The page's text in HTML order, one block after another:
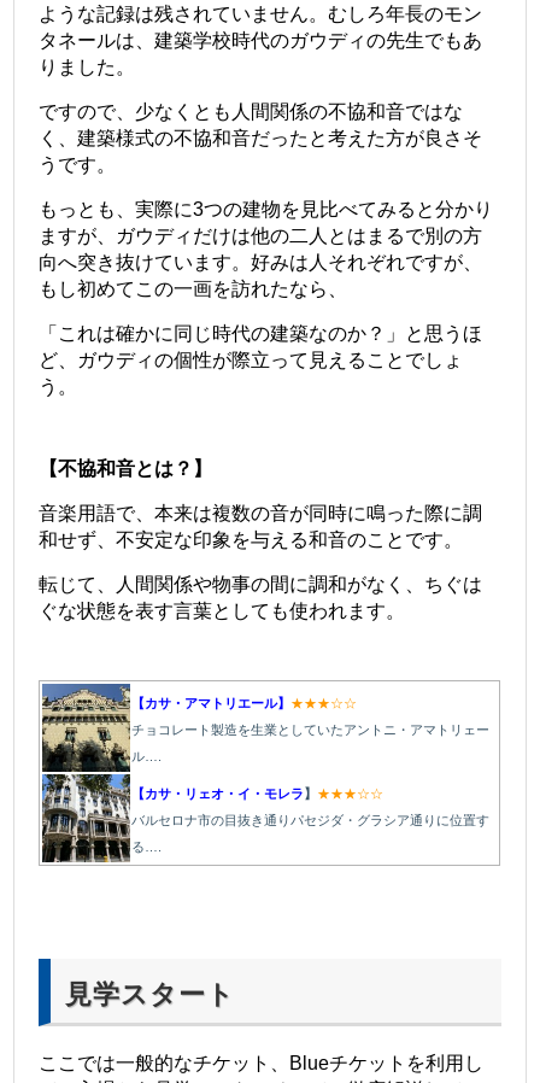
ような記録は残されていません。むしろ年長のモン
タネールは、建築学校時代のガウディの先生でもあ
りました。
ですので、少なくとも人間関係の不協和音ではな
く、建築様式の不協和音だったと考えた方が良さそ
うです。
もっとも、実際に3つの建物を見比べてみると分かり
ますが、ガウディだけは他の二人とはまるで別の方
向へ突き抜けています。好みは人それぞれですが、
もし初めてこの一画を訪れたなら、
「これは確かに同じ時代の建築なのか？」と思うほ
ど、ガウディの個性が際立って見えることでしょ
う。
【不協和音とは？】
音楽用語で、本来は複数の音が同時に鳴った際に調
和せず、不安定な印象を与える和音のことです。
転じて、人間関係や物事の間に調和がなく、ちぐは
ぐな状態を表す言葉としても使われます。
【カサ・アマトリエール】 ★★★☆☆
チョコレート製造を生業としていたアントニ・アマトリェー
ル
【カサ・リェオ・イ・モレラ】 ★★★☆☆
バルセロナ市の目抜き通りパセジダ・グラシア通りに位置す
る….
見学スタート
ここでは一般的なチケット、Blueチケットを利用し